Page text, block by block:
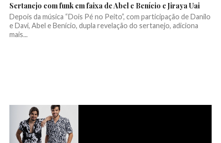
Sertanejo com funk em faixa de Abel e Benício e Jiraya Uai
Depois da música “Dois Pé no Peito”, com participação de Danilo
e Davi, Abel e Benício, dupla revelação do sertanejo, adiciona
mais...